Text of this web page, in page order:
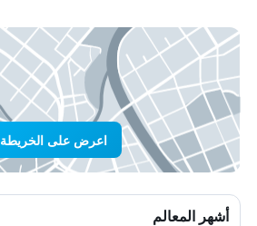
اعرض على الخريطة
أشهر المعالم